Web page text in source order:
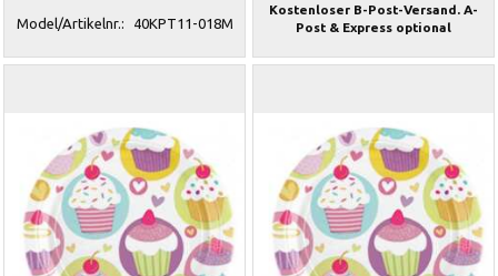
Model/Artikelnr.: 40KPT11-018M
Kostenloser B-Post-Versand. A-
Post & Express optional